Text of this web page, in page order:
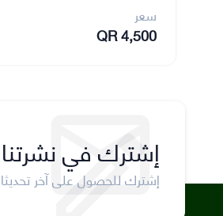
سعر
QR 4,500
إشترك في نشرتنا
إشترك للحصول على آخر